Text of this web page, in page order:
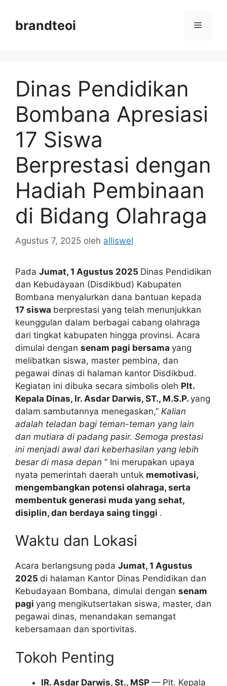
brandteoi Menu
Dinas Pendidikan
Bombana Apresiasi
17 Siswa
Berprestasi dengan
Hadiah Pembinaan
di Bidang Olahraga
Agustus 7, 2025 oleh alliswel
Pada Jumat, 1 Agustus 2025 Dinas Pendidikan
dan Kebudayaan (Disdikbud) Kabupaten
Bombana menyalurkan dana bantuan kepada
17 siswa berprestasi yang telah menunjukkan
keunggulan dalam berbagai cabang olahraga
dari tingkat kabupaten hingga provinsi. Acara
dimulai dengan senam pagi bersama yang
melibatkan siswa, master pembina, dan
pegawai dinas di halaman kantor Disdikbud.
Kegiatan ini dibuka secara simbolis oleh Plt.
Kepala Dinas, Ir. Asdar Darwis, ST., M.S.P. yang
dalam sambutannya menegaskan,” Kalian
adalah teladan bagi teman-teman yang lain
dan mutiara di padang pasir. Semoga prestasi
ini menjadi awal dari keberhasilan yang lebih
besar di masa depan ” Ini merupakan upaya
nyata pemerintah daerah untuk memotivasi,
mengembangkan potensi olahraga, serta
membentuk generasi muda yang sehat,
disiplin, dan berdaya saing tinggi .
Waktu dan Lokasi
Acara berlangsung pada Jumat, 1 Agustus
2025 di halaman Kantor Dinas Pendidikan dan
Kebudayaan Bombana, dimulai dengan senam
pagi yang mengikutsertakan siswa, master, dan
pegawai dinas, menandakan semangat
kebersamaan dan sportivitas.
Tokoh Penting
IR. Asdar Darwis, St., MSP — Plt. Kepala